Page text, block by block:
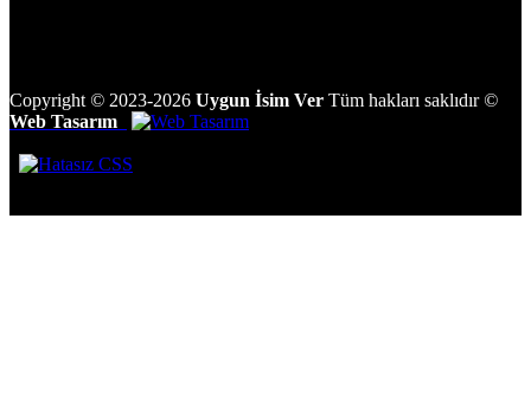
Copyright © 2023-2026 Uygun İsim Ver Tüm hakları saklıdır ©
Web Tasarım